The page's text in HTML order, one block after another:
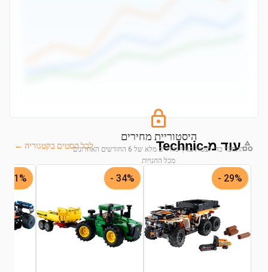
היסטוריית מחירים
התחבר כדי לצפות בגרף מחירים מלא של 6 החודשים האחרונים
מכל החנויות
התחבר לצפייה בגרף
עוד מ-Technic לכל הסטים בקטגוריה ←
29% -
34% -
51% -